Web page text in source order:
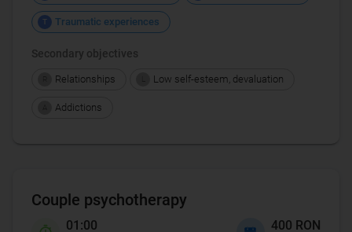
T Traumatic experiences
Secondary objectives
Relationships Low self-esteem, devaluation
Addictions
Couple psychotherapy
01:00 400 RON